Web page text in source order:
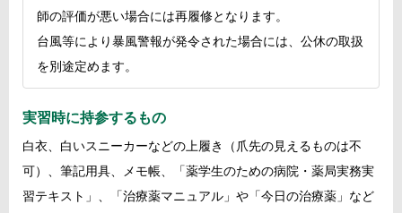
師の評価が悪い場合には再履修となります。
台風等により暴風警報が発令された場合には、公休の取扱
を別途定めます。
実習時に持参するもの
白衣、白いスニーカーなどの上履き（爪先の見えるものは不
可）、筆記用具、メモ帳、「薬学生のための病院・薬局実務実
習テキスト」、「治療薬マニュアル」や「今日の治療薬」など